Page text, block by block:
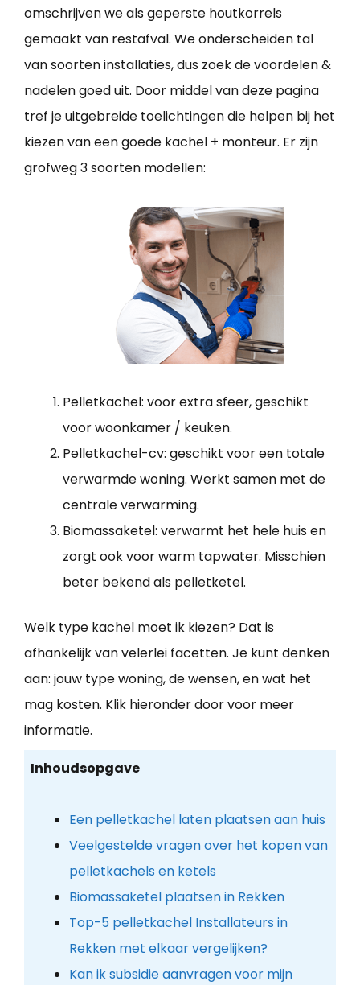
omschrijven we als geperste houtkorrels
gemaakt van restafval. We onderscheiden tal
van soorten installaties, dus zoek de voordelen &
nadelen goed uit. Door middel van deze pagina
tref je uitgebreide toelichtingen die helpen bij het
kiezen van een goede kachel + monteur. Er zijn
grofweg 3 soorten modellen:
Pelletkachel: voor extra sfeer, geschikt
voor woonkamer / keuken.
Pelletkachel-cv: geschikt voor een totale
verwarmde woning. Werkt samen met de
centrale verwarming.
Biomassaketel: verwarmt het hele huis en
zorgt ook voor warm tapwater. Misschien
beter bekend als pelletketel.
Welk type kachel moet ik kiezen? Dat is
afhankelijk van velerlei facetten. Je kunt denken
aan: jouw type woning, de wensen, en wat het
mag kosten. Klik hieronder door voor meer
informatie.
Inhoudsopgave
Een pelletkachel laten plaatsen aan huis
Veelgestelde vragen over het kopen van
pelletkachels en ketels
Biomassaketel plaatsen in Rekken
Top-5 pelletkachel Installateurs in
Rekken met elkaar vergelijken?
Kan ik subsidie aanvragen voor mijn